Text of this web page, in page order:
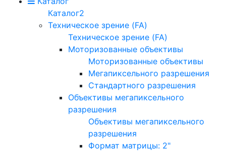
Каталог2
Техническое зрение (FA)
Техническое зрение (FA)
Моторизованные объективы
Моторизованные объективы
Мегапиксельного разрешения
Стандартного разрешения
Объективы мегапиксельного
разрешения
Объективы мегапиксельного
разрешения
Формат матрицы: 2"